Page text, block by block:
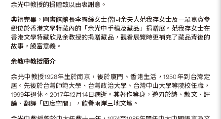
余光中教授的捐贈致以由衷謝意。
典禮完畢，圖書館館長李露絲女士偕同余夫人范我存女士及一眾嘉賓參
觀位於香港文學特藏內的「余光中手稿及藏品」捐贈展。范我存女士在
香港文學特藏欣見余教授的捐贈藏品，觀看展覽時更補充了藏品背後的
故事，饒富意義。
余教中教授簡介
余光中教授1928年生於南京，後於廈門、香港生活，1950年到台灣定
居。先後於台灣師範大學、台灣政治大學、台灣中山大學等院校任職，
1999年退休。2017年12月14日病逝。其著作等身，遊刃於詩、散文、評
論、翻譯「四度空間」，飲譽兩岸三地文壇。